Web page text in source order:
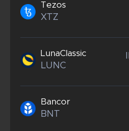
Tezos
XTZ
LunaClassic
LUNC
Bancor
BNT